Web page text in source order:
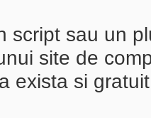
script sau un
site de
exista si